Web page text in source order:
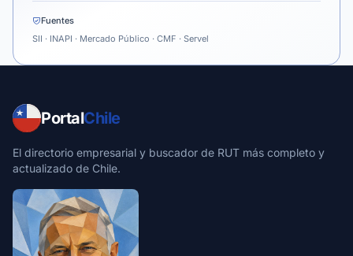
Fuentes
SII · INAPI · Mercado Público · CMF · Servel
PortalChile
El directorio empresarial y buscador de RUT más completo y
actualizado de Chile.